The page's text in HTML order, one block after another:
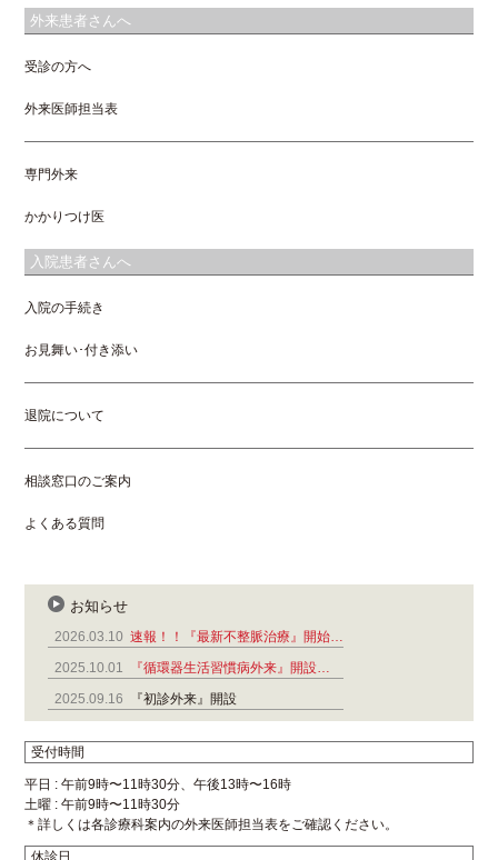
外来患者さんへ
受診の方へ
外来医師担当表
専門外来
かかりつけ医
入院患者さんへ
入院の手続き
お見舞い･付き添い
退院について
相談窓口のご案内
よくある質問
お知らせ
2026.03.10 速報！！『最新不整脈治療』開始…
2025.10.01
『循環器生活習慣病外来』開設…
2025.09.16
『初診外来』開設
受付時間
平日 : 午前9時〜11時30分、午後13時〜16時
土曜 : 午前9時〜11時30分
＊詳しくは各診療科案内の外来医師担当表をご確認ください。
休診日